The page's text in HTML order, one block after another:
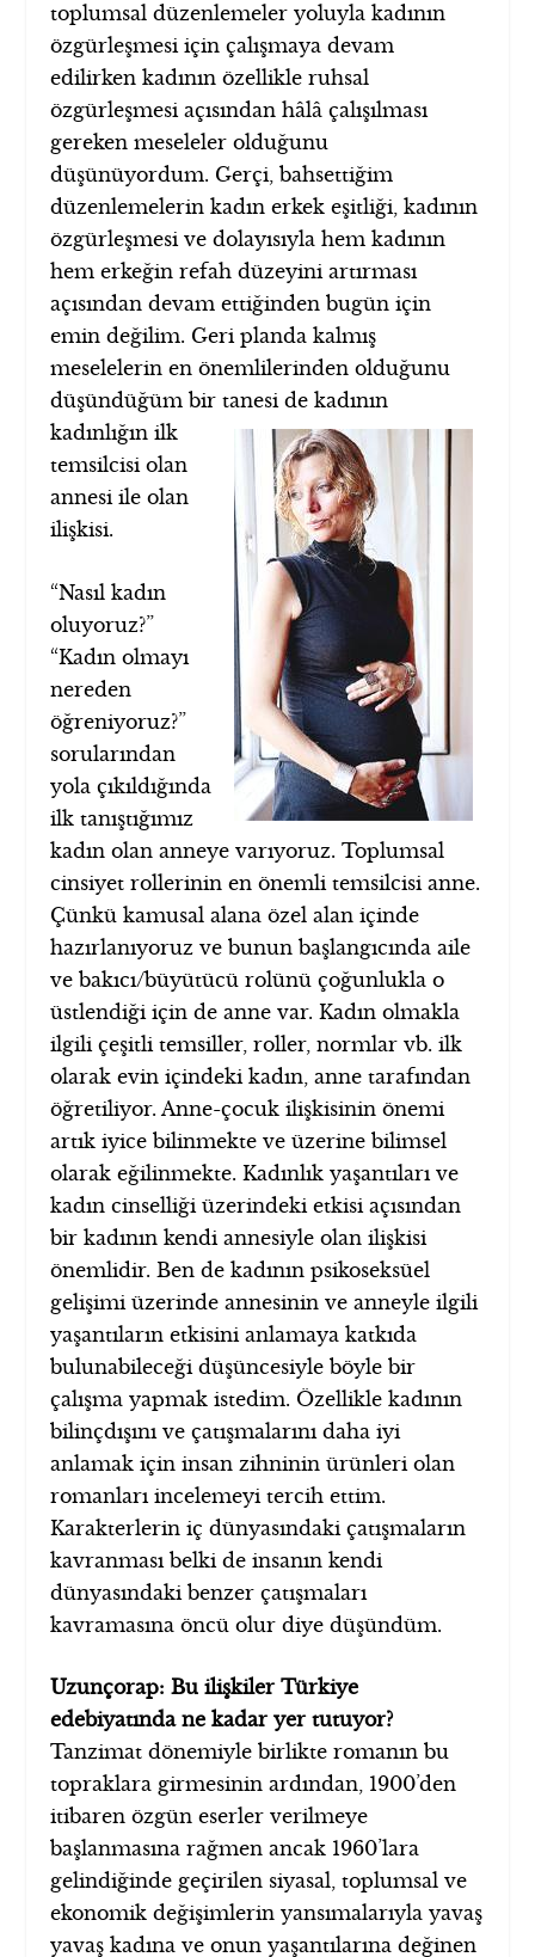
toplumsal düzenlemeler yoluyla kadının
özgürleşmesi için çalışmaya devam
edilirken kadının özellikle ruhsal
özgürleşmesi açısından hâlâ çalışılması
gereken meseleler olduğunu
düşünüyordum. Gerçi, bahsettiğim
düzenlemelerin kadın erkek eşitliği, kadının
özgürleşmesi ve dolayısıyla hem kadının
hem erkeğin refah düzeyini artırması
açısından devam ettiğinden bugün için
emin değilim. Geri planda kalmış
meselelerin en önemlilerinden olduğunu
düşündüğüm bir taneside kadının
kadınlığın ilk
temsilcisi olan
annesi ile olan
ilişkisi.
“Nasıl kadın
oluyoruz?”
“Kadın olmayı
nereden
öğreniyoruz?”
sorularından
yola çıkıldığında
ilk tanıştığımız
kadın olan anneye varıyoruz. Toplumsal
cinsiyet rollerinin en önemli temsilcisi anne.
Çünkü kamusal alana özel alan içinde
hazırlanıyoruz ve bunun başlangıcında aile
ve bakıcı/büyütücü rolünü çoğunlukla o
üstlendiği için de anne var. Kadın olmakla
ilgili çeşitli temsiller, roller, normlar vb. ilk
olarak evin içindeki kadın, anne tarafından
öğretiliyor. Anne-çocuk ilişkisinin önemi
artık iyice bilinmekte ve üzerine bilimsel
olarak eğilinmekte. Kadınlık yaşantıları ve
kadın cinselliği üzerindeki etkisi açısından
bir kadının kendi annesiyle olan ilişkisi
önemlidir. Ben de kadının psikoseksüel
gelişimi üzerinde annesinin ve anneyle ilgili
yaşantıların etkisini anlamaya katkıda
bulunabileceği düşüncesiyle böyle bir
çalışma yapmak istedim. Özellikle kadının
bilinçdışını ve çatışmalarını daha iyi
anlamak için insan zihninin ürünleri olan
romanları incelemeyi tercih ettim.
Karakterlerin iç dünyasındaki çatışmaların
kavranması belki de insanın kendi
dünyasındaki benzer çatışmaları
kavramasına öncü olur diye düşündüm.
Uzunçorap: Bu ilişkiler Türkiye
edebiyatında ne kadar yer tutuyor?
Tanzimat dönemiyle birlikte romanın bu
topraklara girmesinin ardından, 1900’den
itibaren özgün eserler verilmeye
başlanmasına rağmen ancak 1960’lara
gelindiğinde geçirilen siyasal, toplumsal ve
ekonomik değişimlerin yansımalarıyla yavaş
yavaş kadına ve onun yaşantılarına değinen